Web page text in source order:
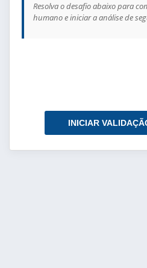
Resolva o desafio abaixo para
humano e iniciar a análise de
INICIAR